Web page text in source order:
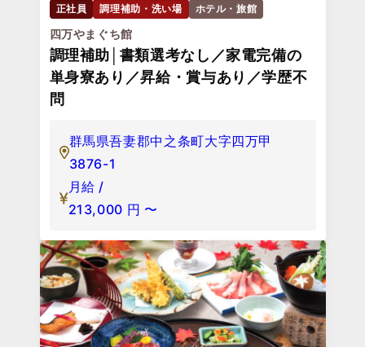
正社員 調理補助・洗い場 ホテル・旅館
四万やまぐち館
調理補助│書類選考なし／家電完備の
単身寮あり／昇給・賞与あり／学歴不
問
群馬県吾妻郡中之条町大字四万甲
3876-1
月給 /
213,000 円 〜